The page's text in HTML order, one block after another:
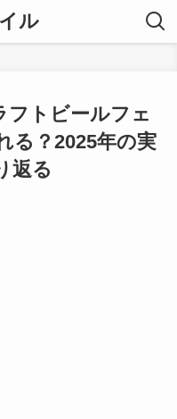
ル
フトビールフェ
る？2025年の実
返る